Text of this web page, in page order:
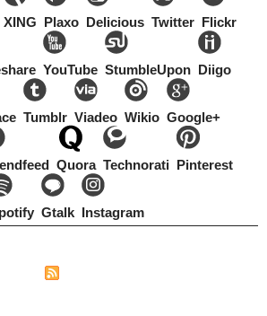
XING Plaxo Delicious Twitter Flickr
YouTube StumbleUpon Diigo
Tumblr Viadeo Wikio Google+
Quora Technorati Pinterest
Gtalk Instagram